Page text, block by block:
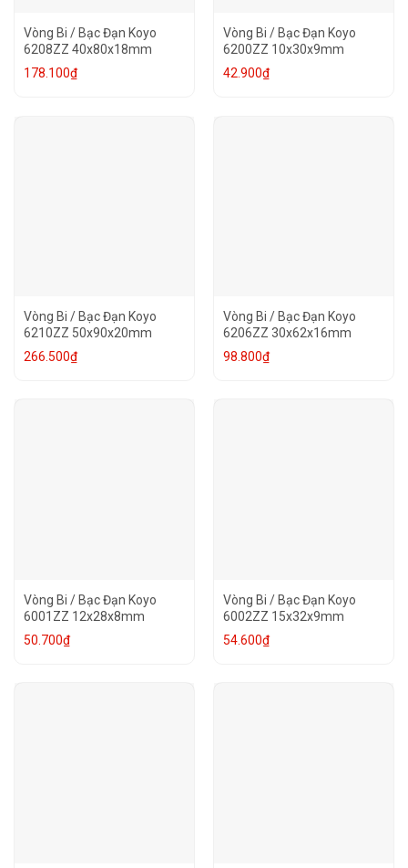
Vòng Bi / Bạc Đạn Koyo
6208ZZ 40x80x18mm
178.100₫
Vòng Bi / Bạc Đạn Koyo
6200ZZ 10x30x9mm
42.900₫
Vòng Bi / Bạc Đạn Koyo
6210ZZ 50x90x20mm
266.500₫
Vòng Bi / Bạc Đạn Koyo
6206ZZ 30x62x16mm
98.800₫
Vòng Bi / Bạc Đạn Koyo
6001ZZ 12x28x8mm
50.700₫
Vòng Bi / Bạc Đạn Koyo
6002ZZ 15x32x9mm
54.600₫